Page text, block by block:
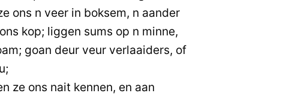
ons n veer in boksem, n aander
kop; liggen sums op n minne,
goan deur veur verlaaiders, of
ze ons nait kennen, en aan